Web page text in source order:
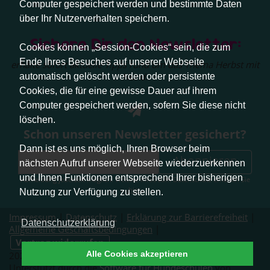
Computer gespeichert werden und bestimmte Daten
über Ihr Nutzerverhalten speichern.
Cookies können „Session-Cookies“ sein, die zum
Ende Ihres Besuches auf unserer Webseite
automatisch gelöscht werden oder persistente
Cookies, die für eine gewisse Dauer auf ihrem
Computer gespeichert werden, sofern Sie diese nicht
löschen.
Dann ist es uns möglich, Ihren Browser beim
nächsten Aufruf unserer Webseite wiederzuerkennen
und Ihnen Funktionen entsprechend Ihrer bisherigen
Nutzung zur Verfügung zu stellen.
Datenschutzerklärung
Alle Cookies akzeptieren
Sichere Dir den Newsletter:
erhalte sofort aktuelle Tipps rund um das Thema Herbst mit
Hund.
Schon unseren Newsletter gesichert?
Abonnieren
Abmeldung jederzeit möglich. Weitere Infos zum Datenschutz erhalten Sie
hier.
Impressum| Datenschutz Erklärung zur Barrierefreiheit
Allgemeine Geschäftsbedingungen
Vertrag widerrufen
2026 © Pfotenliebe Stuttgart. Alle Rechte vorbehalten.